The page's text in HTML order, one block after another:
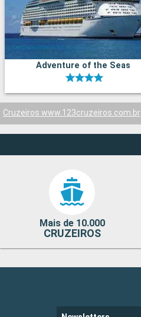
Adventure of the Seas
Cruzeiros www.123cruzeiros.com.br
Mais de 10.000
CRUZEIROS